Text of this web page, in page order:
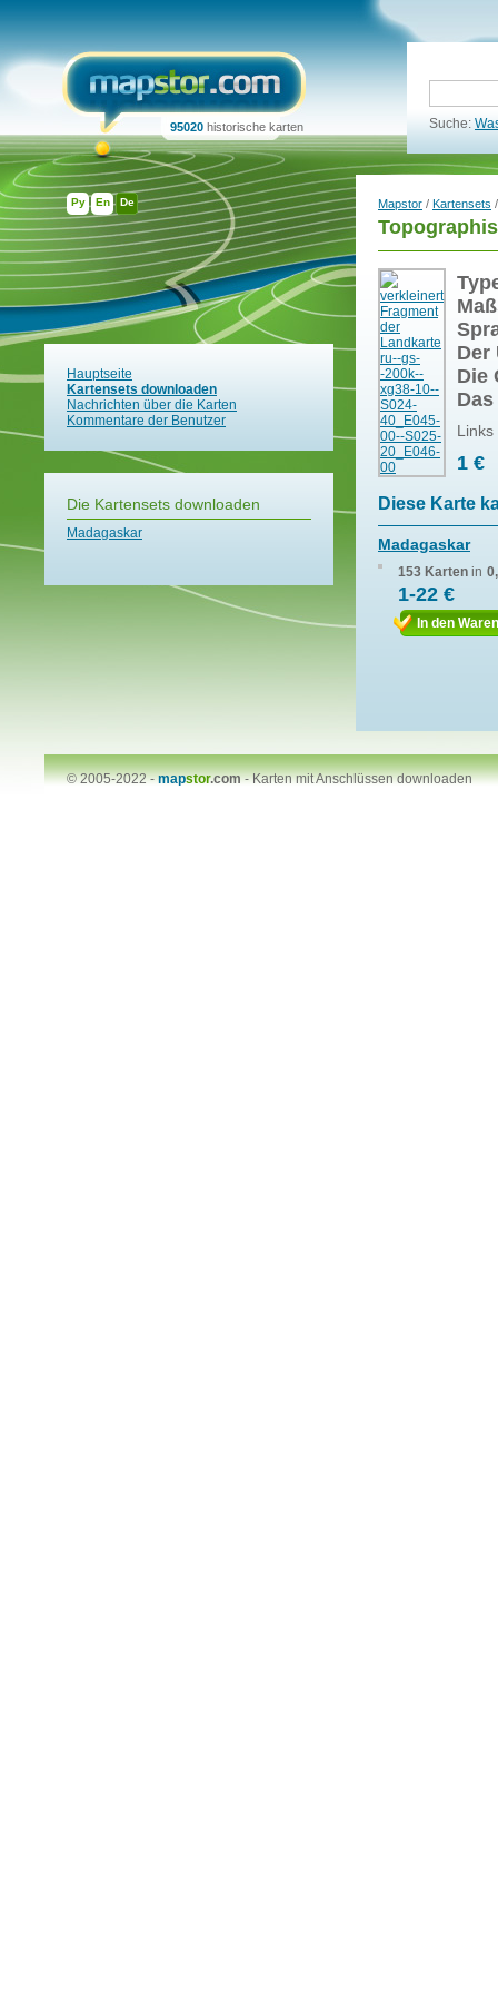
Ру En De
95020 historische karten Suche:
Hauptseite
Kartensets downloaden
Nachrichten über die Karten
Kommentare der Benutzer
Die Kartensets downloaden
Madagaskar
Mapstor / Kartensets
Der
Die
1 €
Diese Karte
Madagaskar
153 Karten in
1-22 €
In den
© 2005-2022 -mapstor.com-Karten mit Anschlüssen downloaden